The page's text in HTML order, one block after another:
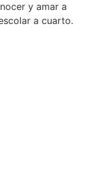
y amar a
a cuarto.